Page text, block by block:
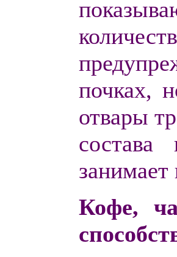
почках,
отвары
состава
занимает
Кофе,